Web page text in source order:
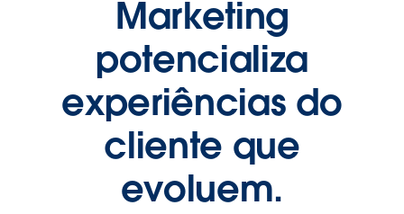
Marketing
potencializa
experiências do
cliente que
evoluem.